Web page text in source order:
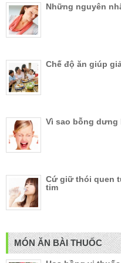
Những nguyên
Chế độ ăn giúp
Vì sao bỗng dưng
Cứ giữ thói quen
tim
MÓN ĂN BÀI THUỐC